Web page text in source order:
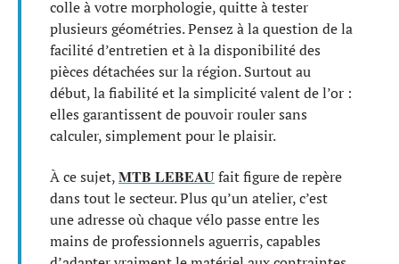
colle à votre morphologie, quitte à tester
plusieurs géométries. Pensez à la question de la
facilité d’entretien et à la disponibilité des
pièces détachées sur la région. Surtout au
début, la fiabilité et la simplicité valent de l’or :
elles garantissent de pouvoir rouler sans
calculer, simplement pour le plaisir.
À ce sujet,MTB LEBEAU fait figure de repère
dans tout le secteur. Plus qu’un atelier, c’est
une adresse où chaque vélo passe entre les
mains de professionnels aguerris, capables